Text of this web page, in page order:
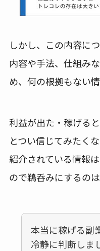
しかし、この内容に
内容や手法、仕組み
め、何の根拠もない
利益が出た・稼げる
とつい信じてみたく
紹介されている情報
ので鵜呑みにするのは
本当に稼げる副
冷静に判断しま